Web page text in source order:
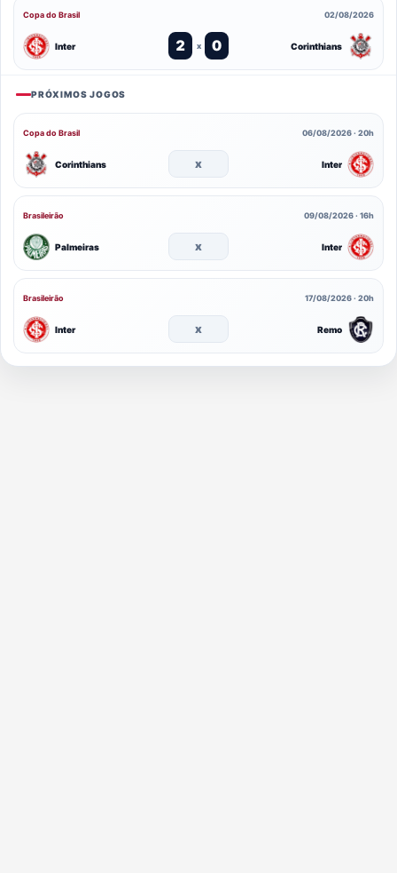
Copa do Brasil 02/08/2026
Inter 2 x 0 Corinthians
PRÓXIMOS JOGOS
Copa do Brasil 06/08/2026 · 20h
Corinthians x Inter
Brasileirão 09/08/2026 · 16h
Palmeiras x Inter
Brasileirão 17/08/2026 · 20h
Inter x Remo